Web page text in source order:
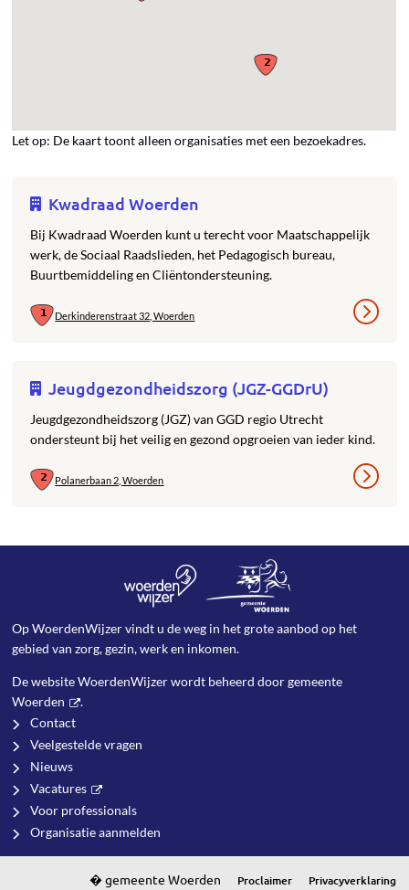
Let op: De kaart toont alleen organisaties met een bezoekadres.
Kwadraad Woerden
Bij Kwadraad Woerden kunt u terecht voor Maatschappelijk
werk, de Sociaal Raadslieden, het Pedagogisch bureau,
Buurtbemiddeling en Cliëntondersteuning.
Derkinderenstraat 32, Woerden
Jeugdgezondheidszorg (JGZ-GGDrU)
Jeugdgezondheidszorg (JGZ) van GGD regio Utrecht
ondersteunt bij het veilig en gezond opgroeien van ieder kind.
Polanerbaan 2, Woerden
Op WoerdenWijzer vindt u de weg in het grote aanbod op het
gebied van zorg, gezin, werk en inkomen.
De website WoerdenWijzer wordt beheerd doorgemeente
Woerden
.
Contact
Veelgestelde vragen
Nieuws
Vacatures
Voor professionals
Organisatie aanmelden
Proclaimer Privacyverklaring